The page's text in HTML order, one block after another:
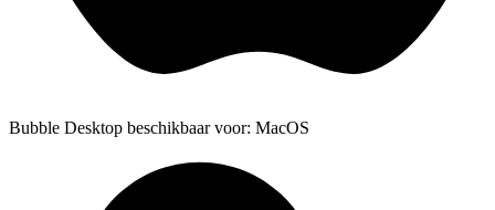
Bubble Desktop beschikbaar voor: MacOS